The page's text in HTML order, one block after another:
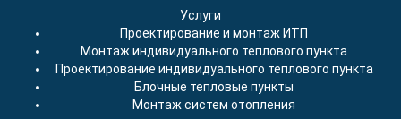
Услуги
Проектирование и монтаж ИТП
Монтаж индивидуального теплового пункта
Проектирование индивидуального теплового пункта
Блочные тепловые пункты
Монтаж систем отопления